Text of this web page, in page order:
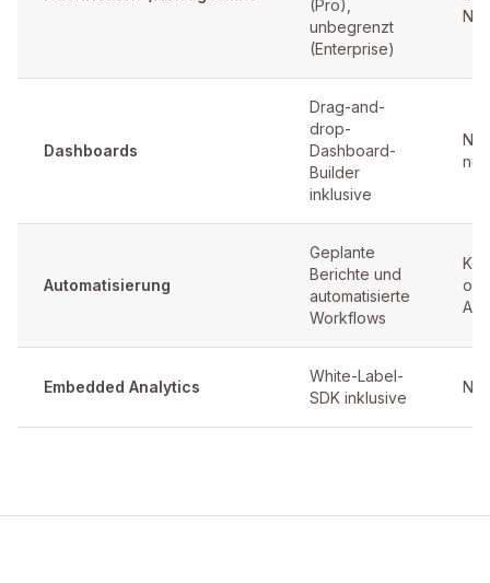
(Pro),
unbegrenzt
(Enterprise)
Dashboards
Drag-and-
drop-
Dashboard-
Builder
inklusive
nur
Automatisierung
Geplante
Berichte und
automatisierte
Workflows
Embedded Analytics
White-Label-
SDK inklusive